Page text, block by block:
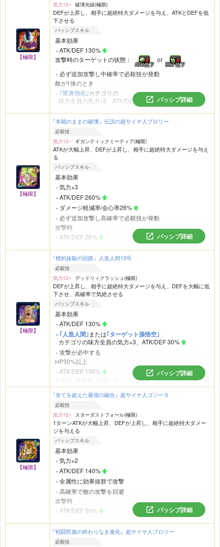
【極限】
気力12~ 破壊光線(極限)
DEFが上昇し、相手に超絶特大ダメージを与え、ATKとDEFを低
下させる
パッシブスキル
基本効果
ATK/DEF 130%
攻撃時のターゲットの状態：
ATK低下
or
DEF低下
必ず追加攻撃し中確率で必殺技が発動
敵が1体のとき
｢変身強化｣カテゴリの
味方全員の気力+2、ATK/DEF 50%
｢恐怖の征服｣カテゴリの
味方全員の気力+2、ATK/DEF 50%
パッシブ詳細
【極限】
『本能のままの破壊』伝説の超サイヤ人ブロリー
必殺技
気力12~
ギガンティックミーティア(極限)
ATKが大幅上昇、DEFが上昇し、相手に超絶特大ダメージを与え
る
パッシブスキル
基本効果
気力+3
ATK/DEF 260%
ダメージ軽減率/会心率26%
必ず追加攻撃し高確率で必殺技が発動
攻撃時
ATK/DEF 26%
｢混血サイヤ人｣または｢劇場版
HERO｣カテゴリの敵がいるとき
気力+3
必ず追加攻撃し超高確率で必殺技発動
攻撃時にダメージ軽減率/会心率18%
名称に｢孫悟空｣(ギニュー、Jr.等を除く)を含むキャラが敵
にいるとき
必ず必殺技が追加発動
攻撃時にダメージ軽減率/会心率15%
パッシブ詳細
【極限】
『標的抹殺の回路』人造人間13号
必殺技
気力12~ デッドリィクラッシュ(極限)
DEFが上昇し、相手に超絶特大ダメージを与え、DEFを大幅に低
下させ、高確率で気絶させる
パッシブスキル
基本効果
ATK/DEF 130%
｢人造人間｣または｢ターゲット孫悟空｣
カテゴリの味方全員の気力+3、ATK/DEF 30%
攻撃が必中する
HP30%以上
ATK/DEF 130%
名称に｢孫悟空｣を含むキャラ(少年期、ギニュー、Jr.等を除
く)が敵にいるとき
必ず追加攻撃し高確率で必殺技が発動
バトル開始から5ターン目以降、チームに自身の他に
人間｣カテゴリの味方が2体以上いるとき
変身する
パッシブ詳細
【極限】
『全てを超えた最強の融合』超サイヤ人ゴジータ
必殺技
気力12~
スターダストフォール(極限)
1ターンATKが大幅上昇、DEFが上昇し、相手に超絶特大ダメー
ジを与える
パッシブスキル
基本効果
気力+2
ATK/DEF 140%
全属性に効果抜群で攻撃
高確率で敵の攻撃を回避
攻撃時
ATK/DEF 50%
変身する
パッシブ詳細
『戦闘民族の終わりなき進化』超サイヤ人ブロリー
必殺技